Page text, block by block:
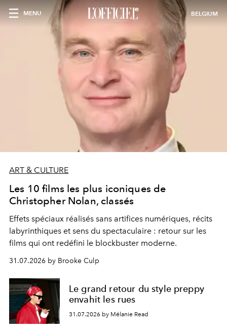
MENU BELGIUM
ART & CULTURE
Les 10 films les plus iconiques de
Christopher Nolan, classés
Effets spéciaux réalisés sans artifices numériques, récits
labyrinthiques et sens du spectaculaire : retour sur les
films qui ont redéfini le blockbuster moderne.
31.07.2026 by Brooke Culp
Le grand retour du style preppy
envahit les rues
31.07.2026 by Mélanie Read